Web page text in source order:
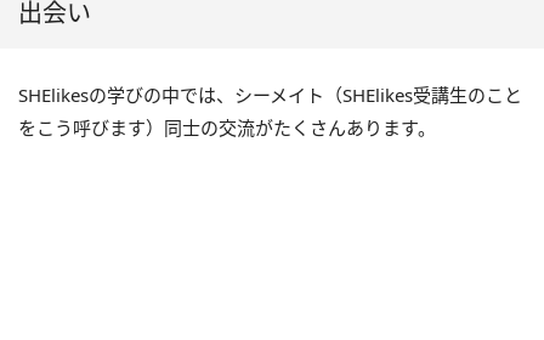
出会い
SHElikesの学びの中では、シーメイト（SHElikes受講生のこと
をこう呼びます）同士の交流がたくさんあります。